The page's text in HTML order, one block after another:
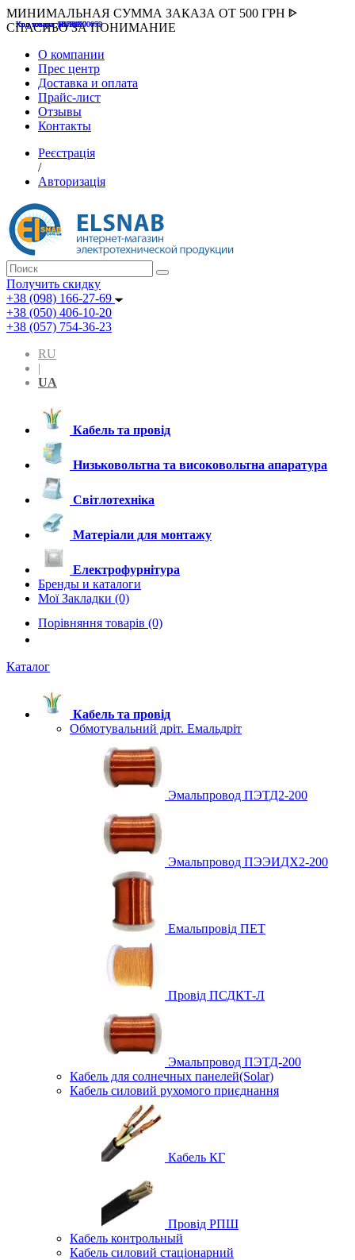
МИНИМАЛЬНАЯ СУММА ЗАКАЗА ОТ 500 ГРН ᐈ
СПАСИБО ЗА ПОНИМАНИЕ
О компании
Прес центр
Доставка и оплата
Прайс-лист
Отзывы
Контакты
Реєстрація
/
Авторизація
Получить скидку
+38 (098) 166-27-69
+38 (050) 406-10-20
+38 (057) 754-36-23
RU
|
UA
Кабель та провід
Низьковольтна та високовольтна апаратура
Світлотехніка
Матеріали для монтажу
Електрофурнітура
Бренды и каталоги
Мої Закладки (0)
Порівняння товарів (0)
Каталог
Кабель та провід
Обмотувальний дріт. Емальдріт
Эмальпровод ПЭТД2-200
Эмальпровод ПЭЭИДХ2-200
Емальпровід ПЕТ
Провід ПСДКТ-Л
Эмальпровод ПЭТД-200
Кабель для солнечных панелей(Solar)
Кабель силовий рухомого приєднання
Кабель КГ
Провід РПШ
Кабель контрольный
Кабель силовий стаціонарний
Код товара :507000
Код товара :HUK-K00058
Код товара :Т075177
Код товара :pnsv12
Код товара :HUK-K00072